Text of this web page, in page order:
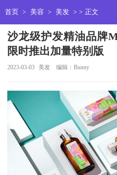
首页 > 美容 > 美发 > > 正文
沙龙级护发精油品牌
限时推出加量特别版
2023-03-03 美发 编辑：Bunny